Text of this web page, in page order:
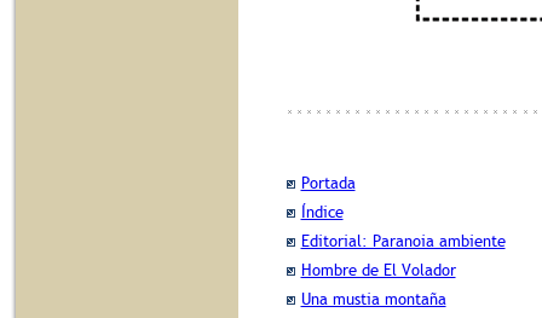
Portada
Índice
Editorial: Paranoia ambiente
Hombre de El Volador
Una mustia montaña